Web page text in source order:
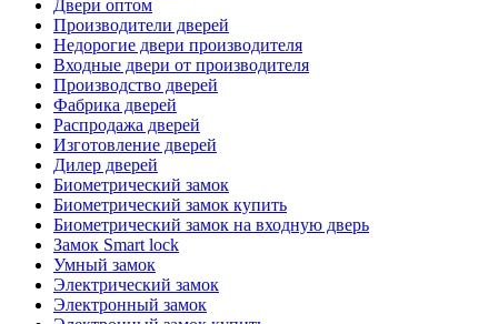
Двери оптом
Производители дверей
Недорогие двери производителя
Входные двери от производителя
Производство дверей
Фабрика дверей
Распродажа дверей
Изготовление дверей
Дилер дверей
Биометрический замок
Биометрический замок купить
Биометрический замок на входную дверь
Замок Smart lock
Умный замок
Электрический замок
Электронный замок